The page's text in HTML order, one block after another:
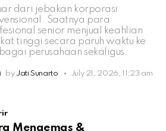
dari jebakan korporasi
Saatnya para
senior menjual keahlian
tinggi secara paruh waktu ke
perusahaan sekaligus.
by Jati Sunarto July 21, 2026, 11:23 am
Mengemas &